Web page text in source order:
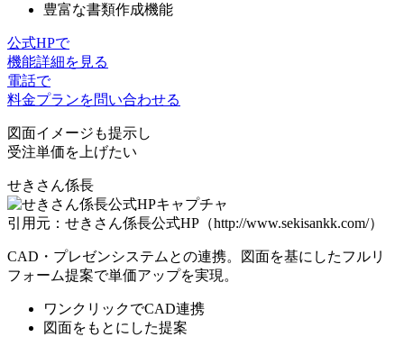
豊富な書類作成機能
公式HPで
機能詳細を見る
電話で
料金プランを問い合わせる
図面イメージも提示し
受注単価を上げたい
せきさん係長
引用元：せきさん係長公式HP（http://www.sekisankk.com/）
CAD・プレゼンシステムとの連携。図面を基にしたフルリ
フォーム提案で単価アップを実現。
ワンクリックでCAD連携
図面をもとにした提案